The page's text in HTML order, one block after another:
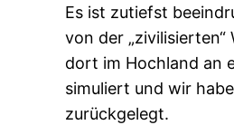
Es ist zutiefst
von der „zivilisierten“
dort im Hochland an
simuliert und wir
zurückgelegt.